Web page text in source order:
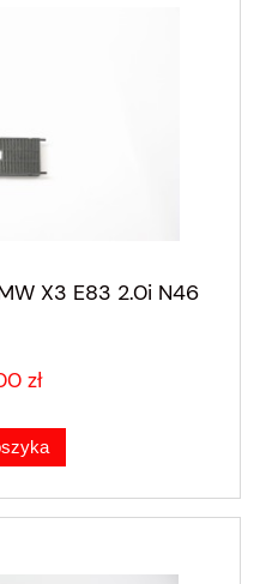
X3 E83 2.0i N46
zł